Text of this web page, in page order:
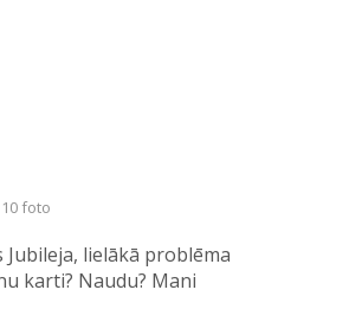
10 foto
lielākā problēma
karti? Naudu? Mani